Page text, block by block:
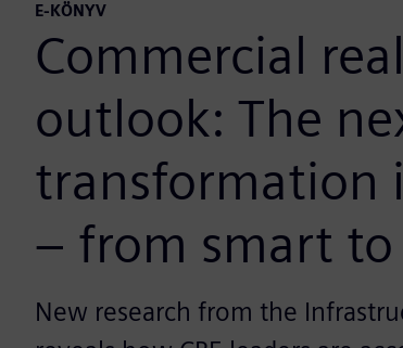
E-KÖNYV
Commercial
outlook: The
transformation
– from smart
New research from the